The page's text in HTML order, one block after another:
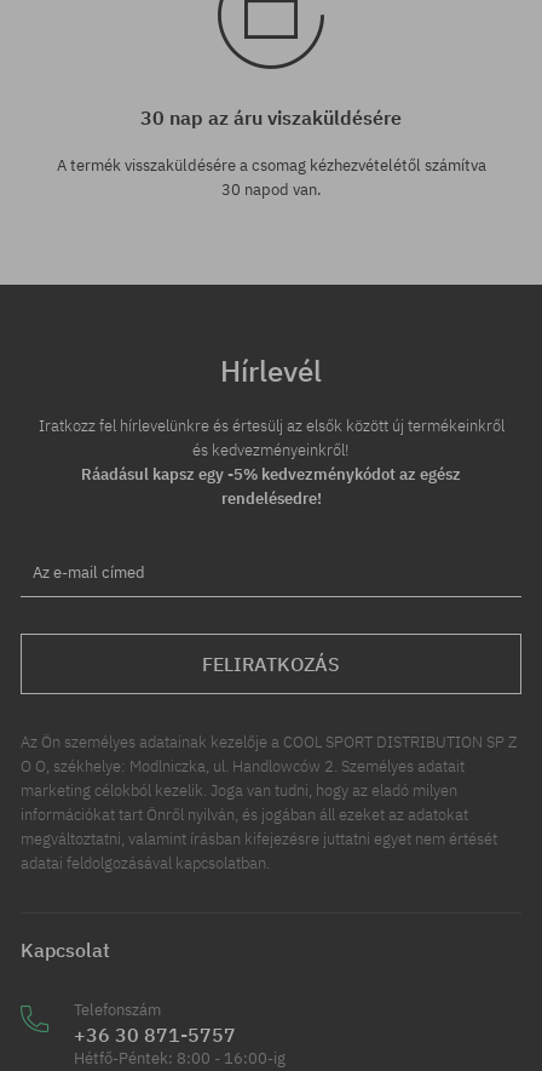
30 nap az áru viszaküldésére
A termék visszaküldésére a csomag kézhezvételétől számítva
30 napod van.
Hírlevél
Iratkozz fel hírlevelünkre és értesülj az elsők között új termékeinkről
és kedvezményeinkről!
Ráadásul kapsz egy -5% kedvezménykódot az egész
rendelésedre!
Az e-mail címed
FELIRATKOZÁS
Az Ön személyes adatainak kezelője a COOL SPORT DISTRIBUTION SP Z
O O, székhelye: Modlniczka, ul. Handlowców 2. Személyes adatait
marketing célokból kezelik. Joga van tudni, hogy az eladó milyen
információkat tart Önről nyilván, és jogában áll ezeket az adatokat
megváltoztatni, valamint írásban kifejezésre juttatni egyet nem értését
adatai feldolgozásával kapcsolatban.
Kapcsolat
Telefonszám
+36 30 871-5757
Hétfő-Péntek: 8:00 - 16:00-ig